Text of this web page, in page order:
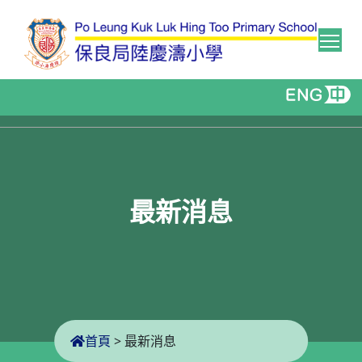
最新消息
首頁 > 最新消息